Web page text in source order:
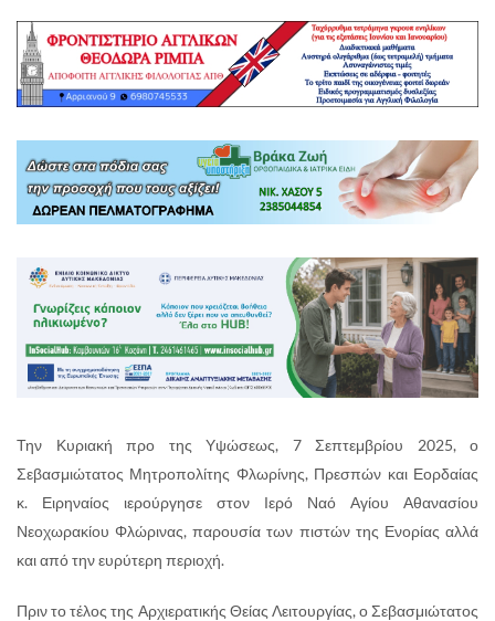
Την Κυριακή προ της Υψώσεως, 7 Σεπτεμβρίου 2025, ο
Σεβασμιώτατος Μητροπολίτης Φλωρίνης, Πρεσπών και Εορδαίας
κ. Ειρηναίος ιερούργησε στον Ιερό Ναό Αγίου Αθανασίου
Νεοχωρακίου Φλώρινας, παρουσία των πιστών της Ενορίας αλλά
και από την ευρύτερη περιοχή.
Πριν το τέλος της Αρχιερατικής Θείας Λειτουργίας, ο Σεβασμιώτατος